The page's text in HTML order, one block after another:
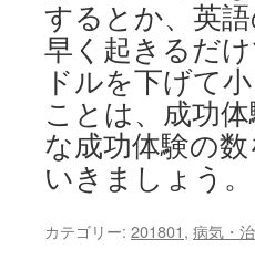
するとか、英
早く起きるだ
ドルを下げて
ことは、成功
な成功体験の
いきましょう。
カテゴリー: 201801, 病気・